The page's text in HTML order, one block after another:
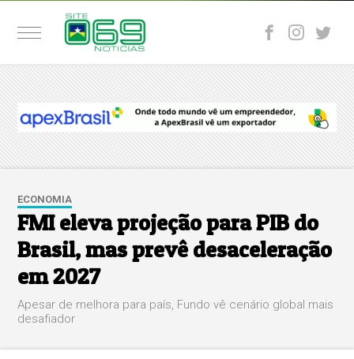
ECONOMIA
FMI eleva projeção para PIB do
Brasil, mas prevê desaceleração
em 2027
Apesar de melhora para país, Fundo vê cenário global mais
desafiador